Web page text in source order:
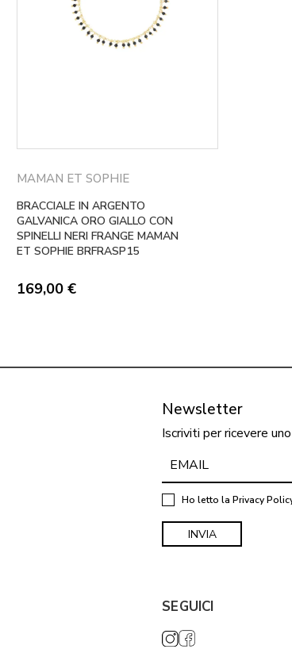
MAMAN ET SOPHIE
BRACCIALE IN ARGENTO
GALVANICA ORO GIALLO CON
SPINELLI NERI FRANGE MAMAN
ET SOPHIE BRFRASP15
169,00 €
Newsletter
Iscriviti per ricevere
Ho letto laPrivacy
SEGUICI